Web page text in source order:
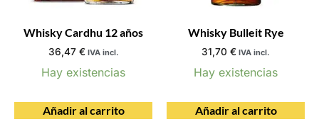
Whisky Cardhu 12 años
36,47 € IVA incl.
Hay existencias
Añadir al carrito
Whisky Bulleit Rye
31,70 € IVA incl.
Hay existencias
Añadir al carrito